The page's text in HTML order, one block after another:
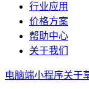
行业应用
价格方案
帮助中心
关于我们
电脑端小程序关于